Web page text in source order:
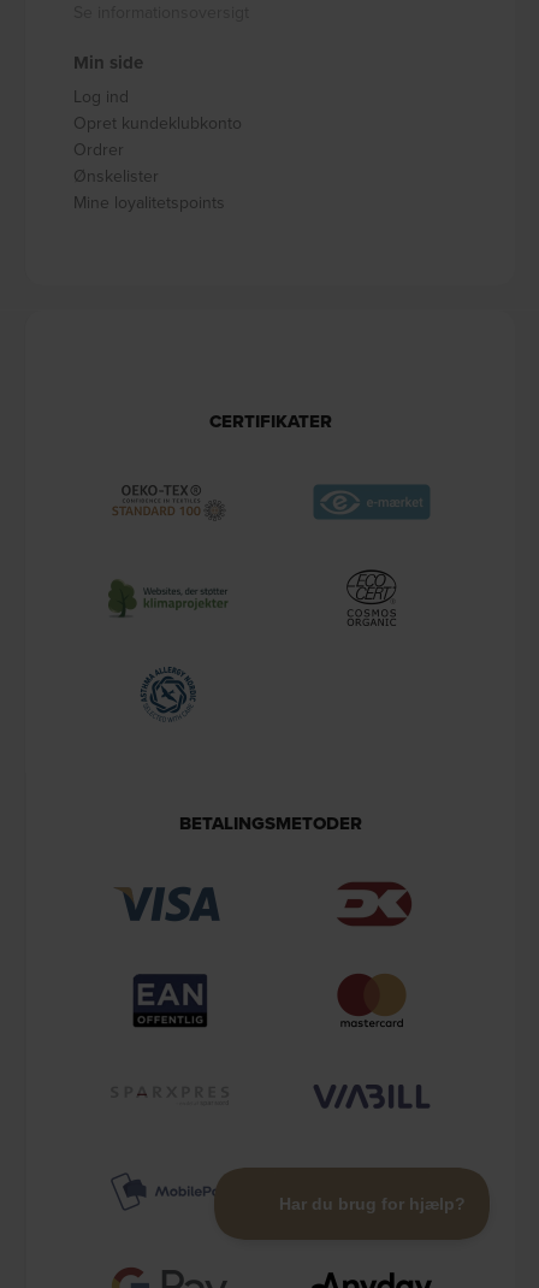
Min side
Log ind
Opret kundeklubkonto
Ordrer
Ønskelister
Mine loyalitetspoints
CERTIFIKATER
BETALINGSMETODER